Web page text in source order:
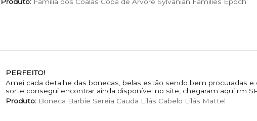
PERFEITO!
Amei cada detalhe das bonecas, belas estão sendo bem procuradas e
sorte consegui encontrar ainda disponível no site, chegaram aqui rm
Produto:Boneca Barbie Sereia Cauda Lilás Cabelo Lilás Mattel